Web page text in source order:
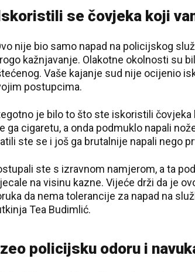
se čovjeka koji
nije bio samo napad na policijskog
kažnjavanje. Olakotne okolnosti su
Vaše kajanje sud nije ocijenio
postupcima.
je bilo to što ste iskoristili
ga cigaretu, a onda podmuklo napali
ste se i još ga brutalnije napali nego
ste s izravnom namjerom, a ta
na visinu kazne. Vijeće drži da je
da nema tolerancije za napad na
Tea Budimlić.
policijsku odoru i